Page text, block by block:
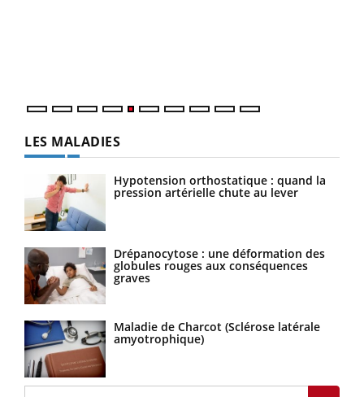
LES MALADIES
Hypotension orthostatique : quand la
pression artérielle chute au lever
Drépanocytose : une déformation des
globules rouges aux conséquences
graves
Maladie de Charcot (Sclérose latérale
amyotrophique)